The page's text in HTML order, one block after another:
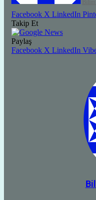
Facebook X LinkedIn
Takip Et
Paylaş
Facebook X LinkedIn